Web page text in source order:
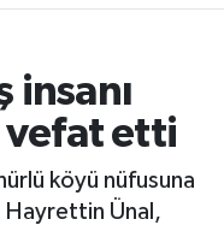
insanı
vefat etti
köyü nüfusuna
Hayrettin Ünal,
Fikstür